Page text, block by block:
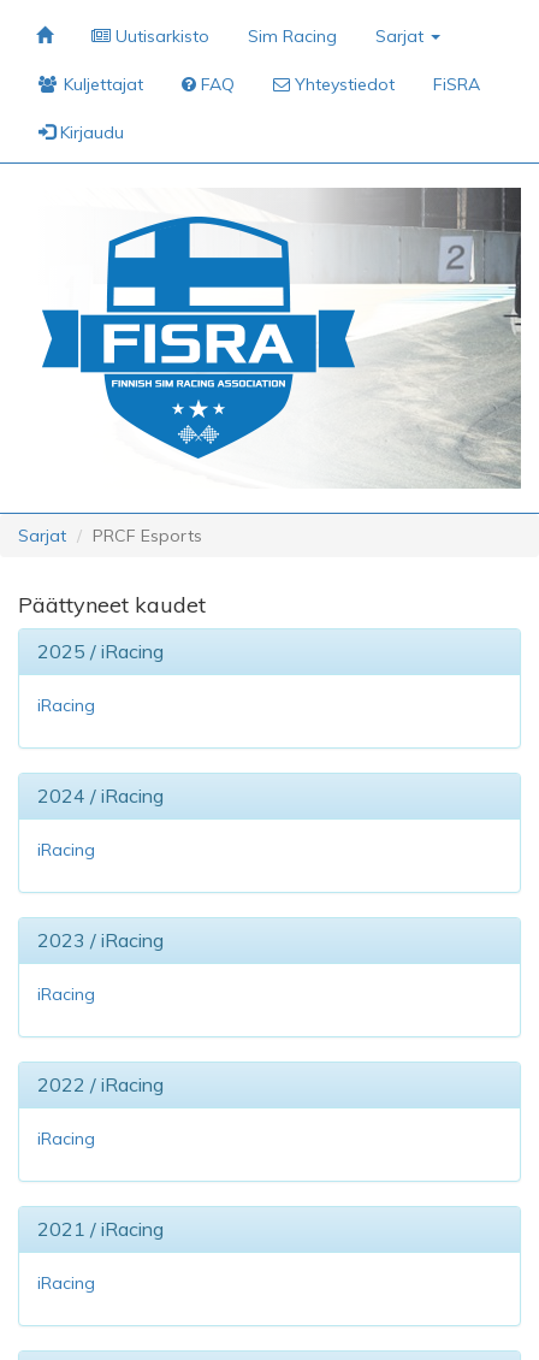
Uutisarkisto Sim Racing Sarjat
Kuljettajat FAQ Yhteystiedot FiSRA
Kirjaudu
Sarjat PRCF Esports
Päättyneet kaudet
2025 / iRacing
iRacing
2024 / iRacing
iRacing
2023 / iRacing
iRacing
2022 / iRacing
iRacing
2021 / iRacing
iRacing